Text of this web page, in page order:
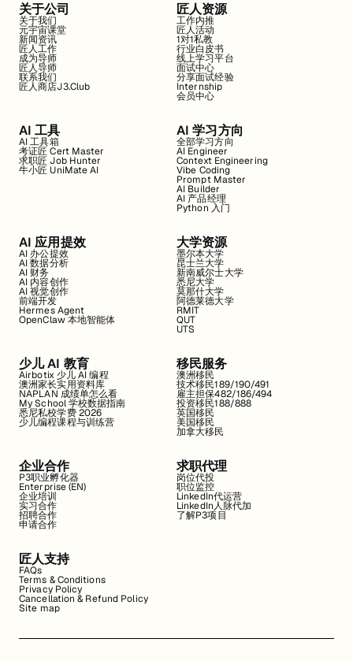
关于公司
关于我们
元宇宙课堂
新闻资讯
匠人工作
成为导师
匠人导师
联系我们
匠人商店J3.Club
匠人资源
工作内推
匠人活动
1对1私教
行业白皮书
线上学习平台
面试中心
分享面试经验
Internship
会员中心
AI 工具
AI 工具箱
考证匠 Cert Master
求职匠 Job Hunter
牛小匠 UniMate AI
AI 学习方向
全部学习方向
AI Engineer
Context Engineering
Vibe Coding
Prompt Master
AI Builder
AI 产品经理
Python 入门
AI 应用提效
AI 办公提效
AI 数据分析
AI 财务
AI 内容创作
AI 视觉创作
前端开发
Hermes Agent
OpenClaw 本地智能体
大学资源
墨尔本大学
昆士兰大学
新南威尔士大学
悉尼大学
莫那什大学
阿德莱德大学
RMIT
QUT
UTS
少儿 AI 教育
Airbotix 少儿 AI 编程
澳洲家长实用资料库
NAPLAN 成绩单怎么看
My School 学校数据指南
悉尼私校学费 2026
少儿编程课程与训练营
移民服务
澳洲移民
技术移民189/190/491
雇主担保482/186/494
投资移民188/888
英国移民
美国移民
加拿大移民
企业合作
P3职业孵化器
Enterprise (EN)
企业培训
实习合作
招聘合作
申请合作
求职代理
岗位代投
职位监控
LinkedIn代运营
LinkedIn人脉代加
了解P3项目
匠人支持
FAQs
Terms & Conditions
Privacy Policy
Cancellation & Refund Policy
Site map